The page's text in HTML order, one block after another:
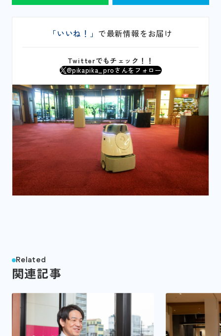
「いいね！」 で最新情報をお届け
Twitterでもチェック！！
@pikapika_proさんをフォロー
Related
関連記事